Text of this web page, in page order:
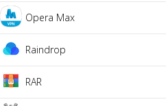
Opera Max
Raindrop
RAR